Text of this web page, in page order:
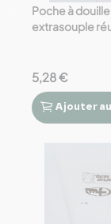
Poche à
extrasouple
5,28 €
 
Ajouter